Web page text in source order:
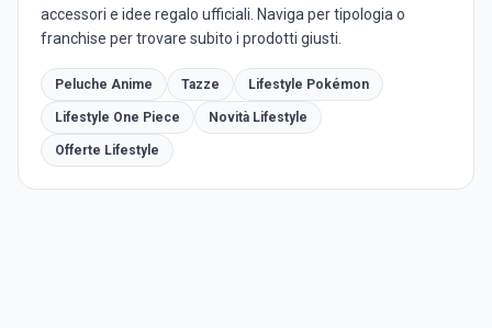
accessori e idee regalo ufficiali. Naviga per tipologia o
franchise per trovare subito i prodotti giusti.
Peluche Anime Tazze Lifestyle Pokémon
Lifestyle One Piece Novità Lifestyle
Offerte Lifestyle